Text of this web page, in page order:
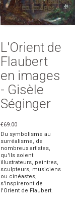
L'Orient de
Flaubert
en images
- Gisèle
Séginger
€69.00
Du symbolisme au
surréalisme, de
nombreux artistes,
qu'ils soient
illustrateurs, peintres,
sculpteurs, musiciens
ou cinéastes,
s'inspireront de
l'Orient de Flaubert.